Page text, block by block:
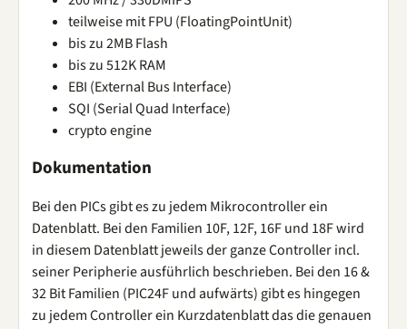
teilweise mit FPU (FloatingPointUnit)
bis zu 2MB Flash
bis zu 512K RAM
EBI (External Bus Interface)
SQI (Serial Quad Interface)
crypto engine
Dokumentation
Bei den PICs gibt es zu jedem Mikrocontroller ein
Datenblatt. Bei den Familien 10F, 12F, 16F und 18F wird
in diesem Datenblatt jeweils der ganze Controller incl.
seiner Peripherie ausführlich beschrieben. Bei den 16 &
32 Bit Familien (PIC24F und aufwärts) gibt es hingegen
zu jedem Controller ein Kurzdatenblatt das die genauen